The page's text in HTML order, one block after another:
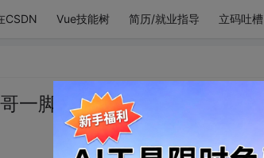
CSDN Vue技能树 简历/就业指导 立码吐槽
一脚踹开了我